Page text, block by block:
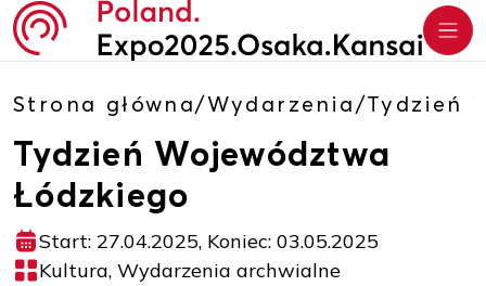
Strona główna/Wydarzenia/Tydzień
Tydzień Województwa
Łódzkiego
Start: 27.04.2025, Koniec: 03.05.2025
Kultura, Wydarzenia archwialne